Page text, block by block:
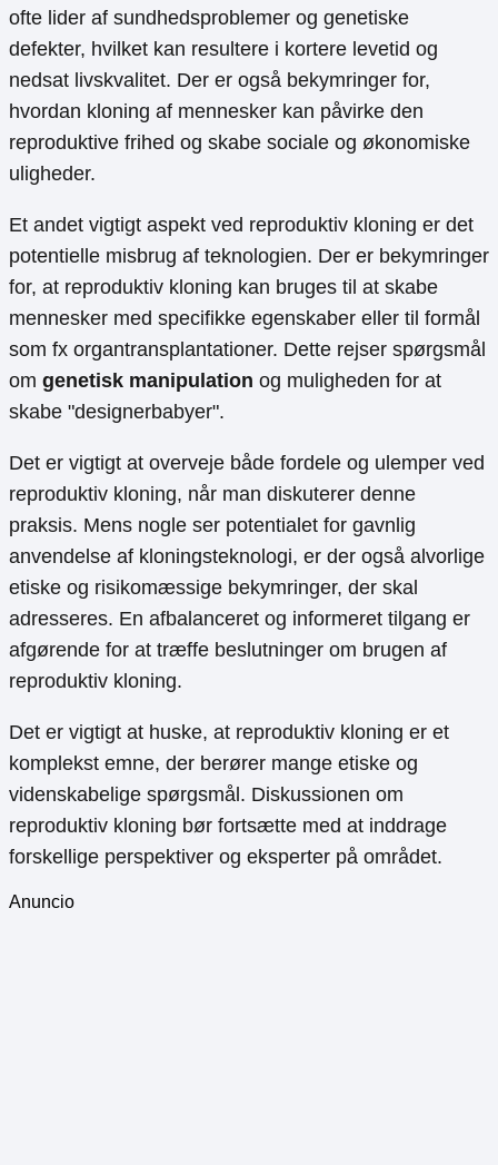
ofte lider af sundhedsproblemer og genetiske
defekter, hvilket kan resultere i kortere levetid og
nedsat livskvalitet. Der er også bekymringer for,
hvordan kloning af mennesker kan påvirke den
reproduktive frihed og skabe sociale og økonomiske
uligheder.
Et andet vigtigt aspekt ved reproduktiv kloning er det
potentielle misbrug af teknologien. Der er bekymringer
for, at reproduktiv kloning kan bruges til at skabe
mennesker med specifikke egenskaber eller til formål
som fx organtransplantationer. Dette rejser spørgsmål
om genetisk manipulation og muligheden for at
skabe "designerbabyer".
Det er vigtigt at overveje både fordele og ulemper ved
reproduktiv kloning, når man diskuterer denne
praksis. Mens nogle ser potentialet for gavnlig
anvendelse af kloningsteknologi, er der også alvorlige
etiske og risikomæssige bekymringer, der skal
adresseres. En afbalanceret og informeret tilgang er
afgørende for at træffe beslutninger om brugen af
reproduktiv kloning.
Det er vigtigt at huske, at reproduktiv kloning er et
komplekst emne, der berører mange etiske og
videnskabelige spørgsmål. Diskussionen om
reproduktiv kloning bør fortsætte med at inddrage
forskellige perspektiver og eksperter på området.
Anuncio